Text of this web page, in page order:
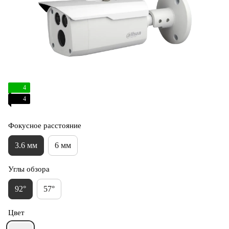
4
4
Фокусное расстояние
3.6 мм 6 мм
Углы обзора
92° 57°
Цвет